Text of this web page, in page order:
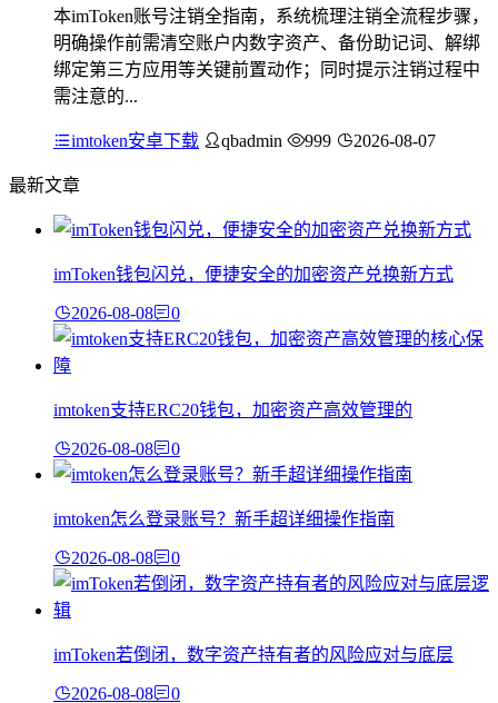
本imToken账号注销全指南，系统梳理注销全流程步骤，
明确操作前需清空账户内数字资产、备份助记词、解绑
绑定第三方应用等关键前置动作；同时提示注销过程中
需注意的...
imtoken安卓下载 qbadmin 999 2026-08-07
最新文章
imToken钱包闪兑，便捷安全的加密资产兑换新方式
2026-08-08 0
imtoken支持ERC20钱包，加密资产高效管理的
2026-08-08 0
imtoken怎么登录账号？新手超详细操作指南
2026-08-08 0
imToken若倒闭，数字资产持有者的风险应对与底层
2026-08-08 0